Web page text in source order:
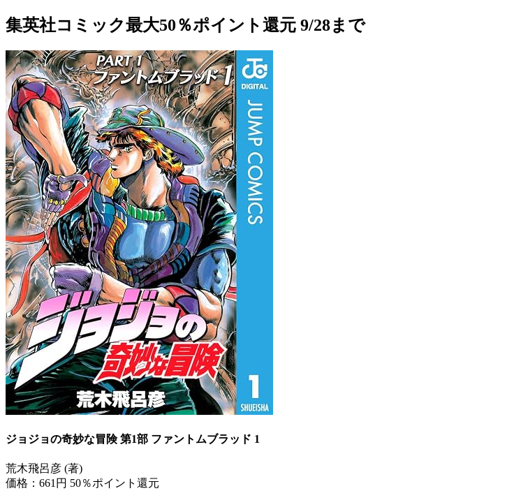
集英社コミック最大50％ポイント還元 9/28まで
ジョジョの奇妙な冒険 第1部 ファントムブラッド 1
荒木飛呂彦 (著)
価格：661円 50％ポイント還元